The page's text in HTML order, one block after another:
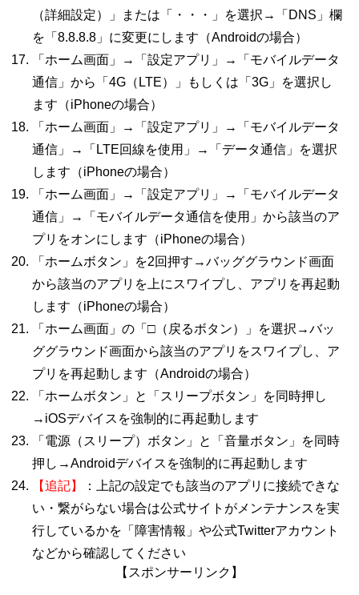
（詳細設定）」または「・・・」を選択→「 DNS 」欄
を「 8.8.8.8 」に変更にします（Androidの場合）
「ホーム画面」→「設定アプリ」→「モバイルデータ
通信」から「 4G （ LTE）」もしくは「 3G 」を選択し
ます（iPhoneの場合）
「ホーム画面」→「設定アプリ」→「モバイルデータ
通信」→「 LTE回線を使用」→「データ通信」を選択
します（iPhoneの場合）
「ホーム画面」→「設定アプリ」→「モバイルデータ
通信」→「モバイルデータ通信を使用」から該当のア
プリをオンにします（iPhoneの場合）
「ホームボタン」を2回押す→バッググラウンド画面
から該当のアプリを上にスワイプし、アプリを再起動
します（iPhoneの場合）
「ホーム画面」の「□（戻るボタン）」を選択→バッ
ググラウンド画面から該当のアプリをスワイプし、ア
プリを再起動します（Androidの場合）
「ホームボタン」と「スリープボタン」を同時押し
→ iOSデバイスを強制的に再起動します
「電源（スリープ）ボタン」と「音量ボタン」を同時
押し→Androidデバイスを強制的に再起動します
【追記】
：上記の設定でも該当のアプリに接続できな
い・繋がらない場合は公式サイトがメンテナンスを実
行しているかを「障害情報」や公式Twitterアカ ウント
などから確認してください
【スポンサーリンク】